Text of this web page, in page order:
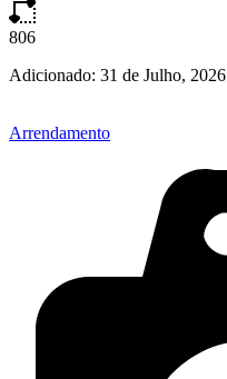
806
Adicionado: 31 de Julho, 2026
Arrendamento